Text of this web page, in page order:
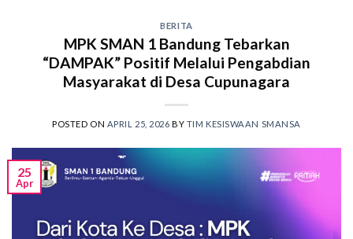
BERITA
MPK SMAN 1 Bandung Tebarkan
“DAMPAK” Positif Melalui Pengabdian
Masyarakat di Desa Cupunagara
POSTED ON APRIL 25, 2026 BY TIM KESISWAAN SMANSA
25
Apr